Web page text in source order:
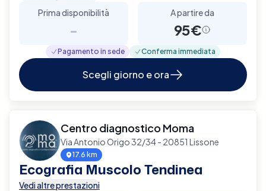
Prima disponibilità
-
A partire da
95€
Pagamento in sede Conferma immediata
Scegli giorno e ora
Centro diagnostico Moma
Via Antonio Origo 32/34 - 20851 Lissone
17.6 km
Ecografia Muscolo Tendinea
Vedi altre prestazioni